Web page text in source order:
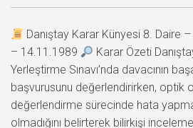
Danıştay Karar Künyesi 8. Daire
– 14.11.1989
Karar Özeti
Yerleştirme Sınavı’nda davacının
başvurusunu değerlendirirken, optik
değerlendirme sürecinde hata
olmadığını belirterek bilirkişi